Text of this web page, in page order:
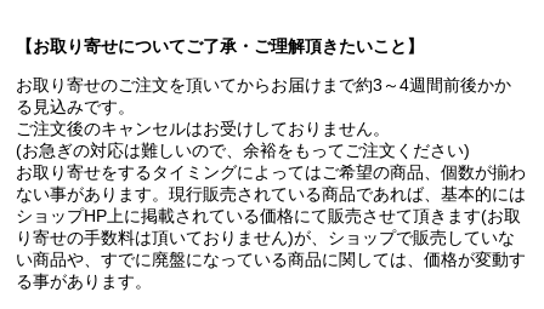
【お取り寄せについてご了承・ご理解頂きたいこと】
お取り寄せのご注文を頂いてからお届けまで約3～4週間前後かか
る見込みです。
ご注文後のキャンセルはお受けしておりません。
(お急ぎの対応は難しいので、余裕をもってご注文ください)
お取り寄せをするタイミングによってはご希望の商品、個数が揃わ
ない事があります。現行販売されている商品であれば、基本的には
ショップHP上に掲載されている価格にて販売させて頂きます(お取
り寄せの手数料は頂いておりません)が、ショップで販売していな
い商品や、すでに廃盤になっている商品に関しては、価格が変動す
る事があります。